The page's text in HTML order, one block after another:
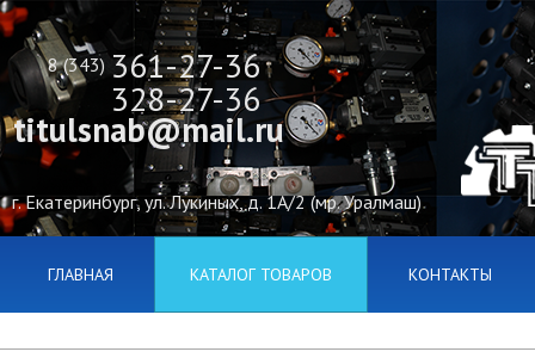
8 (343) 361-27-36
г. Екатеринбург, ул. Лукиных, д. 1А/2 (мр. Уралмаш)
328-27-36
titulsnab@mail.ru
ГЛАВНАЯ КАТАЛОГ ТОВАРОВ КОНТАКТЫ